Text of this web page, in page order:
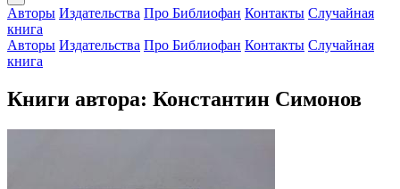
Авторы Издательства Про Библиофан Контакты Случайная
книга
Авторы Издательства Про Библиофан Контакты Случайная
книга
Книги автора: Константин Симонов